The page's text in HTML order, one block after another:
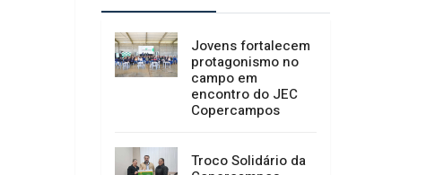
Jovens fortalecem
protagonismo no
campo em
encontro do JEC
Copercampos
Troco Solidário da